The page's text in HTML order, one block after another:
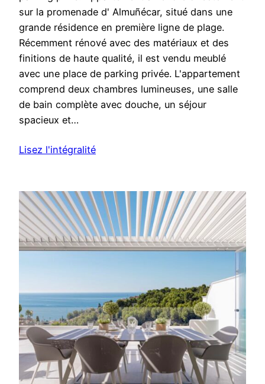
sur la promenade d' Almuñécar, situé dans une
grande résidence en première ligne de plage.
Récemment rénové avec des matériaux et des
finitions de haute qualité, il est vendu meublé
avec une place de parking privée. L'appartement
comprend deux chambres lumineuses, une salle
de bain complète avec douche, un séjour
spacieux et…
Lisez l'intégralité